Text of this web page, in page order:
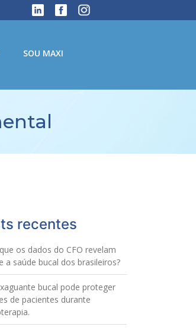
SOU MAXI
recentes
os dados do CFO revelam
a saúde bucal dos brasileiros?
bucal pode proteger
de pacientes durante